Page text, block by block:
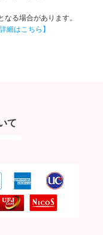
る場合があります。
細はこちら】
て